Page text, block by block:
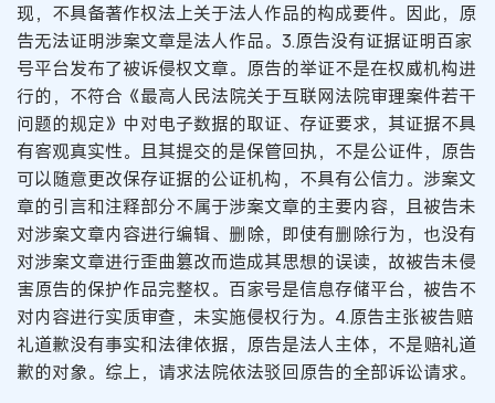
现，不具备著作权法上关于法人作品的构成要件。因此，原
告无法证明涉案文章是法人作品。3.原告没有证据证明百家
号平台发布了被诉侵权文章。原告的举证不是在权威机构进
行的，不符合《最高人民法院关于互联网法院审理案件若干
问题的规定》中对电子数据的取证、存证要求，其证据不具
有客观真实性。且其提交的是保管回执，不是公证件，原告
可以随意更改保存证据的公证机构，不具有公信力。涉案文
章的引言和注释部分不属于涉案文章的主要内容，且被告未
对涉案文章内容进行编辑、删除，即使有删除行为，也没有
对涉案文章进行歪曲篡改而造成其思想的误读，故被告未侵
害原告的保护作品完整权。百家号是信息存储平台，被告不
对内容进行实质审查，未实施侵权行为。4.原告主张被告赔
礼道歉没有事实和法律依据，原告是法人主体，不是赔礼道
歉的对象。综上，请求法院依法驳回原告的全部诉讼请求。